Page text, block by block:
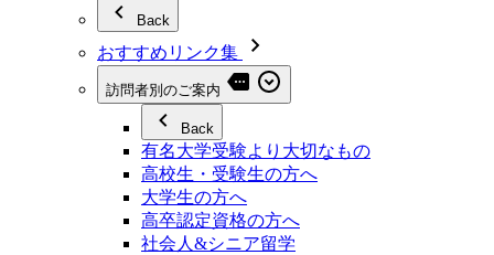
Back
おすすめリンク集
訪問者別のご案内
Back
有名大学受験より大切なもの
高校生・受験生の方へ
大学生の方へ
高卒認定資格の方へ
社会人&シニア留学